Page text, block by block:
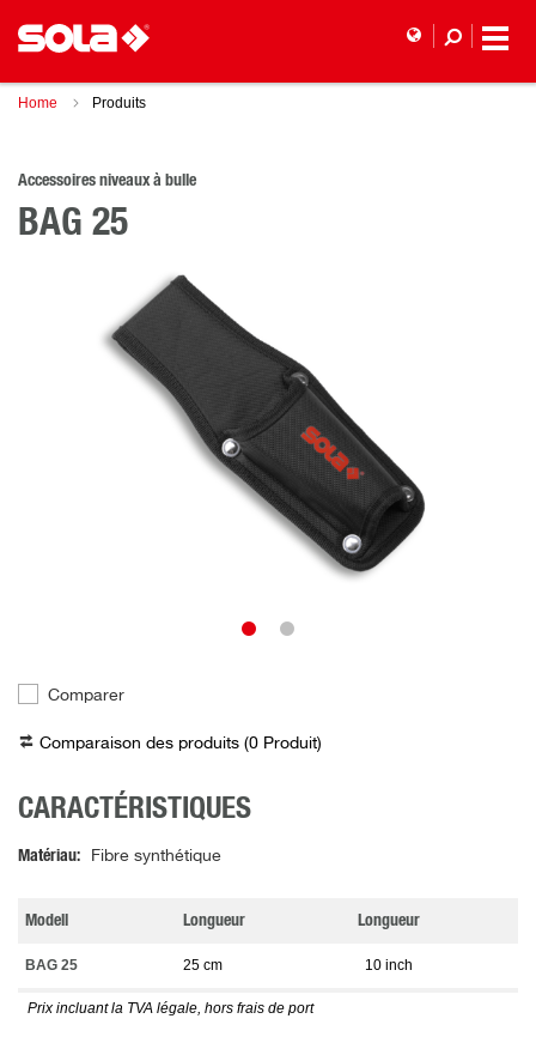
Home Produits
Accessoires niveaux à bulle
BAG 25
Comparer
Comparaison des produits (0 Produit)
CARACTÉRISTIQUES
Matériau Fibre synthétique
Modell Longueur Longueur
BAG 25 25 cm 10 inch
Prix incluant la TVA légale, hors frais de port